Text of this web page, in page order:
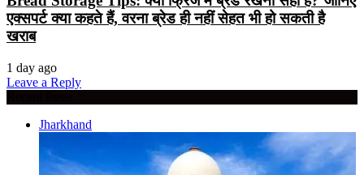
एक्सपर्ट क्या कहते हैं, वरना ब्रेड ही नहीं सेहत भी हो सकती है
खराब
1 day ago
Leave a Reply
Jharkhand